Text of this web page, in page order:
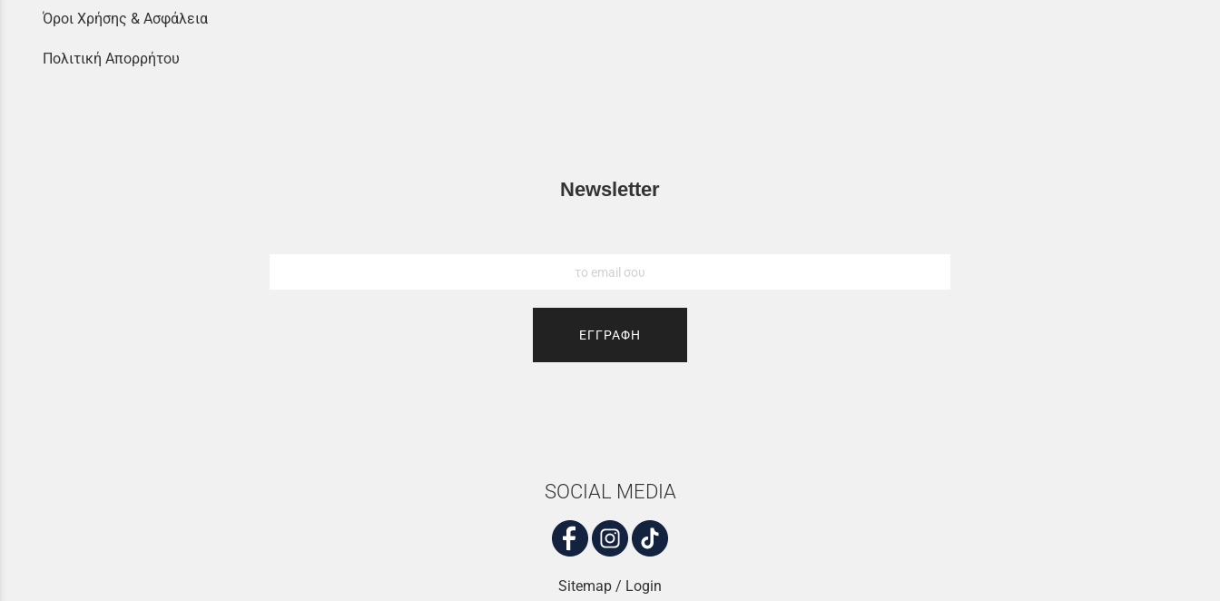
Όροι Χρήσης & Ασφάλεια
Πολιτική Απορρήτου
Newsletter
ΕΓΓΡΑΦΗ
SOCIAL MEDIA
Sitemap / Login